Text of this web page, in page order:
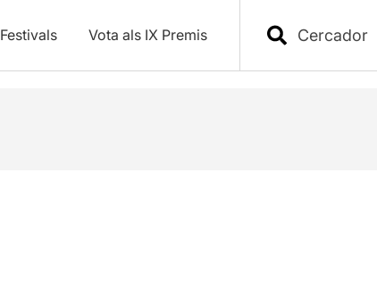
Festivals Vota als IX Premis